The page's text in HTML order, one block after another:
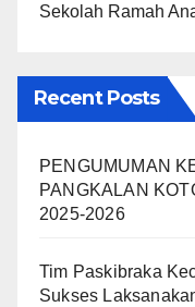
Sekolah Ramah
Recent Posts
PENGUMUMAN
PANGKALAN
2025-2026
Tim Paskibraka
Sukses